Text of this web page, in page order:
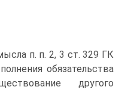
п. п. 2, 3 ст. 329 ГК
обязательства
другого